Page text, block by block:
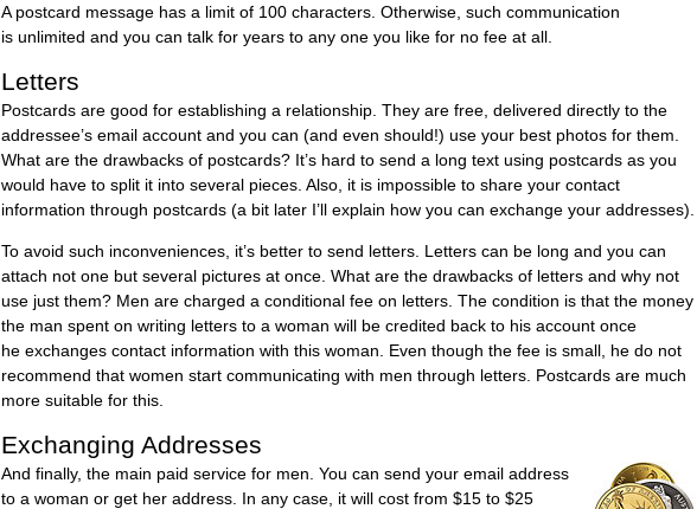
A postcard message has a limit of 100 characters. Otherwise, such communication
is unlimited and you can talk for years to any one you like for no fee at all.
Letters
Postcards are good for establishing a relationship. They are free, delivered directly to the
addressee’s email account and you can (and even should!) use your best photos for them.
What are the drawbacks of postcards? It’s hard to send a long text using postcards as you
would have to split it into several pieces. Also, it is impossible to share your contact
information through postcards (a bit later I’ll explain how you can exchange your addresses).
To avoid such inconveniences, it’s better to send letters. Letters can be long and you can
attach not one but several pictures at once. What are the drawbacks of letters and why not
use just them? Men are charged a conditional fee on letters. The condition is that the money
the man spent on writing letters to a woman will be credited back to his account once
he exchanges contact information with this woman. Even though the fee is small, he do not
recommend that women start communicating with men through letters. Postcards are much
more suitable for this.
Exchanging Addresses
And finally, the main paid service for men. You can send your email address
to a woman or get her address. In any case, it will cost from $15 to $25